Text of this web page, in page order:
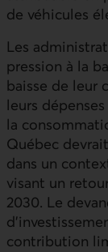
de véhicules
Les
pression à la
baisse de leur
leurs
la
Québec
Lien externe
dans un
visant un
2030. Le
contribution